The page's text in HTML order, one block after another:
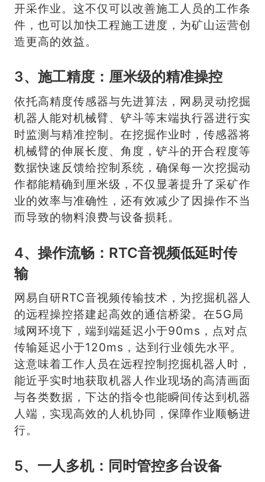
开采作业。这不仅可以改善施工人员的工作条
件，也可以加快工程施工进度，为矿山运营创
造更高的效益。
3、施工精度：厘米级的精准操控
依托高精度传感器与先进算法，网易灵动挖掘
机器人能对机械臂、铲斗等末端执行器进行实
时监测与精准控制。在挖掘作业时，传感器将
机械臂的伸展长度、角度，铲斗的开合程度等
数据快速反馈给控制系统，确保每一次挖掘动
作都能精确到厘米级，不仅显著提升了采矿作
业的效率与准确性，还有效减少了因操作不当
而导致的物料浪费与设备损耗。
4、操作流畅：RTC音视频低延时传
输
网易自研RTC音视频传输技术，为挖掘机器人
的远程操控搭建起高效的通信桥梁。在5G局
域网环境下，端到端延迟小于90ms，点对点
传输延迟小于120ms，达到行业领先水平。
这意味着工作人员在远程控制挖掘机器人时，
能近乎实时地获取机器人作业现场的高清画面
与各类数据，下达的指令也能瞬间传达到机器
人端，实现高效的人机协同，保障作业顺畅进
行。
5、一人多机：同时管控多台设备